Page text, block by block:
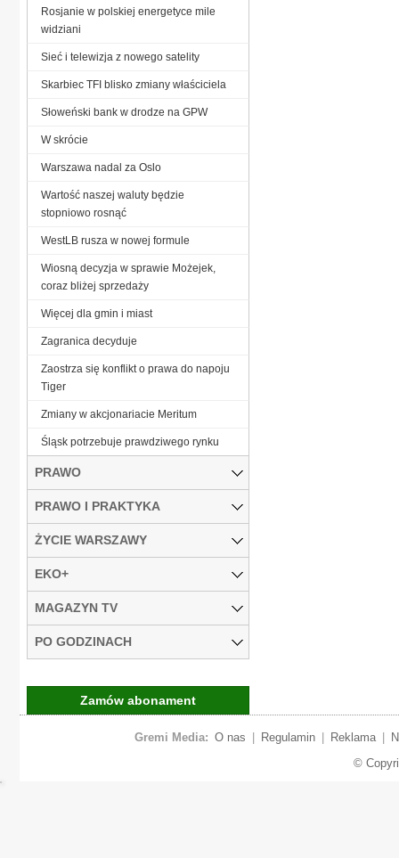
Rosjanie w polskiej energetyce mile
widziani
Sieć i telewizja z nowego satelity
Skarbiec TFI blisko zmiany właściciela
Słoweński bank w drodze na GPW
W skrócie
Warszawa nadal za Oslo
Wartość naszej waluty będzie
stopniowo rosnąć
WestLB rusza w nowej formule
Wiosną decyzja w sprawie Możejek,
coraz bliżej sprzedaży
Więcej dla gmin i miast
Zagranica decyduje
Zaostrza się konflikt o prawa do napoju
Tiger
Zmiany w akcjonariacie Meritum
Śląsk potrzebuje prawdziwego rynku
PRAWO
PRAWO I PRAKTYKA
ŻYCIE WARSZAWY
EKO+
MAGAZYN TV
PO GODZINACH
Zamów abonament
Gremi Media: O nas Regulamin Reklama
©